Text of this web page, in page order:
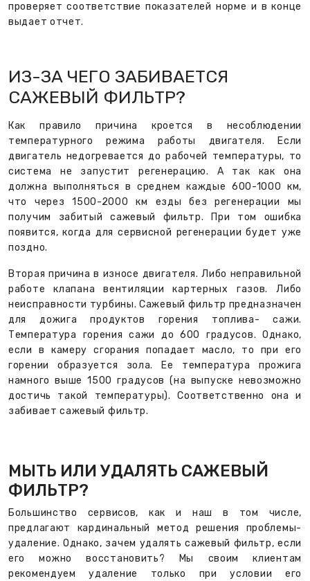
проверяет соответствие показателей норме и в конце
выдает отчет.
ИЗ-ЗА ЧЕГО ЗАБИВАЕТСЯ
САЖЕВЫЙ ФИЛЬТР?
Как правило причина кроется в несоблюдении
температурного режима работы двигателя. Если
двигатель недогревается до рабочей температуры, то
система не запустит регенерацию. А так как она
должна выполняться в среднем каждые 600-1000 км,
что через 1500-2000 км езды без регенерации мы
получим забитый сажевый фильтр. При том ошибка
появится, когда для сервисной регенерации будет уже
поздно.
Вторая причина в износе двигателя. Либо неправильной
работе клапана вентиляции картерных газов. Либо
неисправности турбины. Сажевый фильтр предназначен
для дожига продуктов горения топлива- сажи.
Температура горения сажи до 600 градусов. Однако,
если в камеру сгорания попадает масло, то при его
горении образуется зола. Ее температура прожига
намного выше 1500 градусов (на выпуске невозможно
достичь такой температуры). Соответственно она и
забивает сажевый фильтр.
МЫТЬ ИЛИ УДАЛЯТЬ САЖЕВЫЙ
ФИЛЬТР?
Большинство сервисов, как и наш в том числе,
предлагают кардинальный метод решения проблемы-
удаление. Однако, зачем удалять сажевый фильтр, если
его можно восстановить? Мы своим клиентам
рекомендуем удаление только при условии его